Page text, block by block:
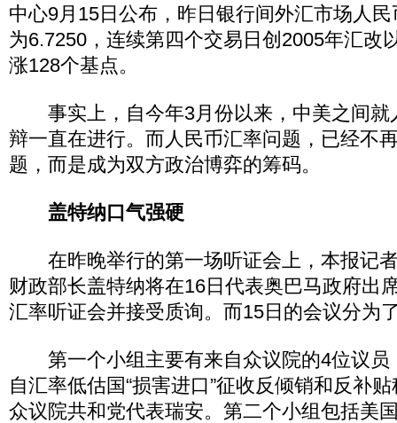
中心9月15日公布，昨日银行间外汇市场人
为6.7250，连续第四个交易日创2005年汇改
涨128个基点。
事实上，自今年3月份以来，中美之间就
辩一直在进行。而人民币汇率问题，已经不
题，而是成为双方政治博弈的筹码。
盖特纳口气强硬
在昨晚举行的第一场听证会上，本报记
财政部长盖特纳将在16日代表奥巴马政府出
汇率听证会并接受质询。而15日的会议分为
第一个小组主要有来自众议院的4位议员
自汇率低估国“损害进口”征收反倾销和反补
众议院共和党代表瑞安。第二个小组包括美